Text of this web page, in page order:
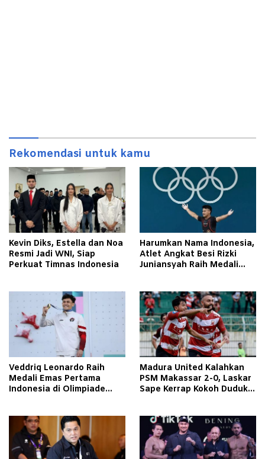
Rekomendasi untuk kamu
Kevin Diks, Estella dan Noa
Resmi Jadi WNI, Siap
Perkuat Timnas Indonesia
Harumkan Nama Indonesia,
Atlet Angkat Besi Rizki
Juniansyah Raih Medali
Veddriq Leonardo Raih
Medali Emas Pertama
Indonesia di Olimpiade
Madura United Kalahkan
PSM Makassar 2-0, Laskar
Sape Kerrap Kokoh Duduki